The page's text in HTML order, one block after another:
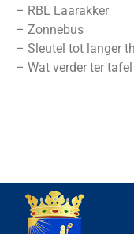
– RBL Laarakker
– Zonnebus
– Sleutel tot langer
– Wat verder ter